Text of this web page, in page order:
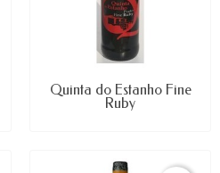
Quinta do Estanho Fine
Ruby